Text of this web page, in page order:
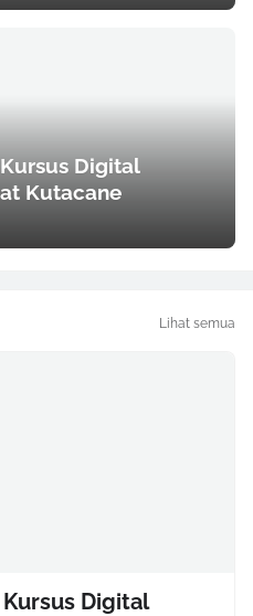
Digital
Kutacane
Lihat semua
Digital